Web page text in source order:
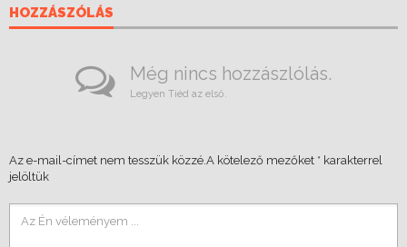
HOZZÁSZÓLÁS
Még nincs hozzászlólás.
Legyen Tiéd az első.
Az e-mail-címet nem tesszük közzé. A kötelező mezőket * karakterrel
jelöltük